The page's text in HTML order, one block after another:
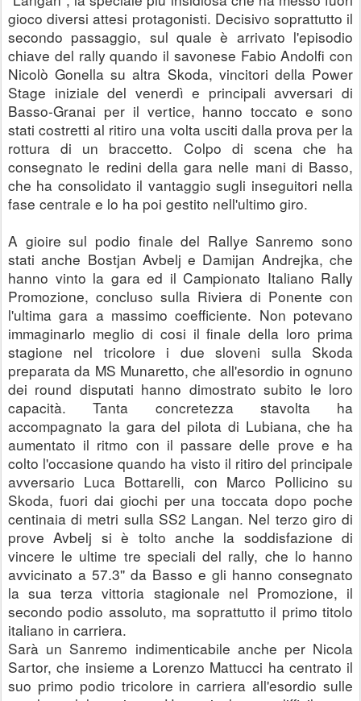
gioco diversi attesi protagonisti. Decisivo soprattutto il
secondo passaggio, sul quale è arrivato l'episodio
chiave del rally quando il savonese Fabio Andolfi con
Nicolò Gonella su altra Skoda, vincitori della Power
Stage iniziale del venerdì e principali avversari di
Basso-Granai per il vertice, hanno toccato e sono
stati costretti al ritiro una volta usciti dalla prova per la
rottura di un braccetto. Colpo di scena che ha
consegnato le redini della gara nelle mani di Basso,
che ha consolidato il vantaggio sugli inseguitori nella
fase centrale e lo ha poi gestito nell'ultimo giro.
A gioire sul podio finale del Rallye Sanremo sono
stati anche Bostjan Avbelj e Damijan Andrejka, che
hanno vinto la gara ed il Campionato Italiano Rally
Promozione, concluso sulla Riviera di Ponente con
l'ultima gara a massimo coefficiente. Non potevano
immaginarlo meglio di cosi il finale della loro prima
stagione nel tricolore i due sloveni sulla Skoda
preparata da MS Munaretto, che all'esordio in ognuno
dei round disputati hanno dimostrato subito le loro
capacità. Tanta concretezza stavolta ha
accompagnato la gara del pilota di Lubiana, che ha
aumentato il ritmo con il passare delle prove e ha
colto l'occasione quando ha visto il ritiro del principale
avversario Luca Bottarelli, con Marco Pollicino su
Skoda, fuori dai giochi per una toccata dopo poche
centinaia di metri sulla SS2 Langan. Nel terzo giro di
prove Avbelj si è tolto anche la soddisfazione di
vincere le ultime tre speciali del rally, che lo hanno
avvicinato a 57.3'' da Basso e gli hanno consegnato
la sua terza vittoria stagionale nel Promozione, il
secondo podio assoluto, ma soprattutto il primo titolo
italiano in carriera.
Sarà un Sanremo indimenticabile anche per Nicola
Sartor, che insieme a Lorenzo Mattucci ha centrato il
suo primo podio tricolore in carriera all'esordio sulle